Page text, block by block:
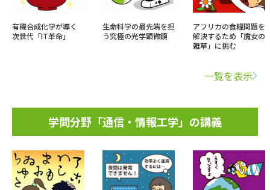
有機合成化学が導く
次世代「IT革命」
生命科学の最先端を担
う究極の光学顕微鏡
アフリカの食糧問題を
解決するため「魔女の
雑草」に挑む
一覧を表示
学問分野「通信・情報工学」の講義